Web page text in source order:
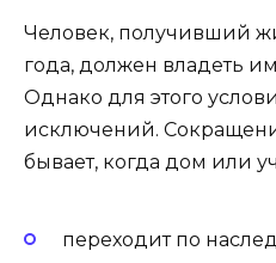
Человек, получивший
года, должен владеть
Однако для этого
исключений.
бывает, когда дом или
переходит по